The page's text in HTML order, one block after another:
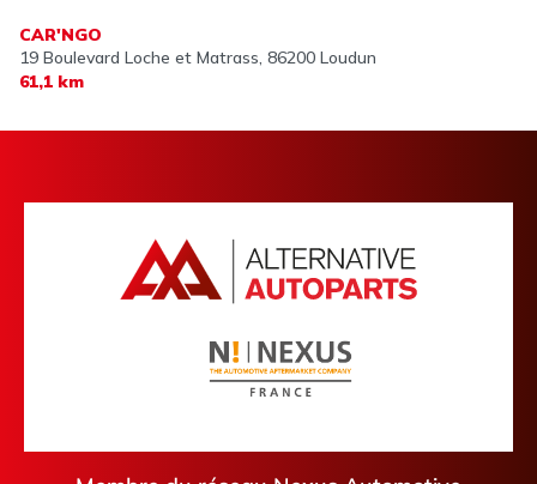
CAR'NGO
19 Boulevard Loche et Matrass, 86200 Loudun
61,1 km